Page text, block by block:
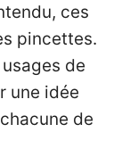
ces
pincettes.
de
une idée
de